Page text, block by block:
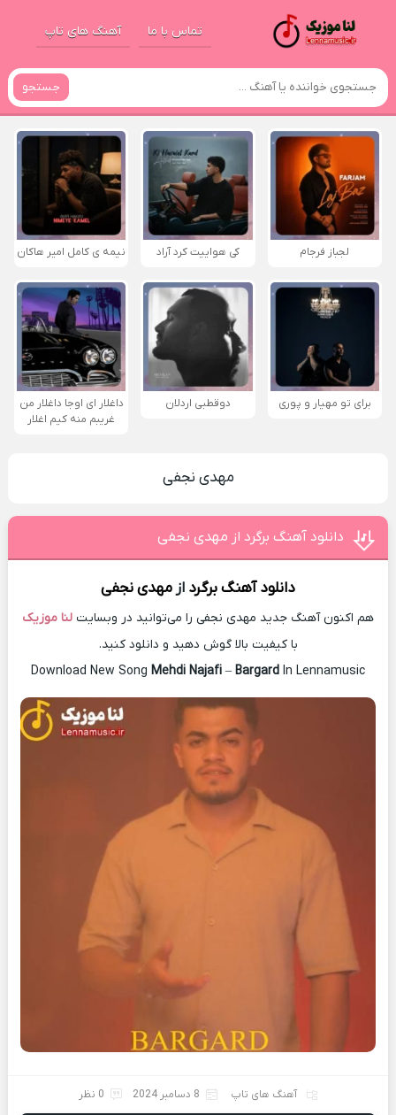
تماس با ما آهنگ های تاپ
جستجو
لجباز فرجام کی هواییت کرد آراد نیمه ی کامل امیر هاکان
برای تو مهیار و پوری دوقطبی اردلان
داغلار ای اوجا داغلار من
غریبم منه کیم اغلار
مهدی نجفی
دانلود آهنگ برگرد از مهدی نجفی
دانلود آهنگبرگرد ازمهدی نجفی
هم اکنون آهنگ جدید مهدی نجفی را می‌توانید در وبسایت لنا موزیک
با کیفیت بالا گوش دهید و دانلود کنید.
Download New Song Mehdi Najafi – Bargard In Lennamusic
آهنگ های تاپ 8 دسامبر 2024 0 نظر